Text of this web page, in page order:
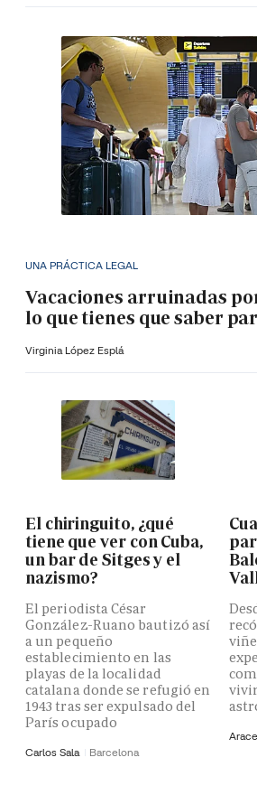
UNA PRÁCTICA LEGAL
Vacaciones arruinadas
lo que tienes que saber
Virginia López Esplá
El chiringuito, ¿qué
tiene que ver con Cuba,
un bar de Sitges y el
nazismo?
El periodista César
González-Ruano bautizó así
a un pequeño
establecimiento en las
playas de la localidad
catalana donde se refugió en
1943 tras ser expulsado del
París ocupado
Carlos Sala Barcelona